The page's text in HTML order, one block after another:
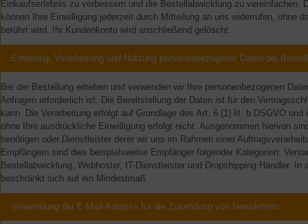
Einkaufserlebnis zu verbessern und die Bestellabwicklung zu
können Ihre Einwilligung jederzeit durch Mitteilung an uns widerrufen, ohne
berührt wird. Ihr Kundenkonto wird anschließend gelöscht.
Erhebung, Verarbeitung und Nutzung personenbezogener Daten bei
Bei der Bestellung erheben und verwenden wir Ihre personenbezogenen
Anfragen erforderlich ist. Die Bereitstellung der Daten ist für den
kann. Die Verarbeitung erfolgt auf Grundlage des Art. 6 (1) lit. b DSGVO
ohne Ihre ausdrückliche Einwilligung erfolgt nicht. Ausgenommen hiervon
benötigen oder Dienstleister derer wir uns im Rahmen einer
Empfängern sind dies beispielsweise Empfänger folgender Kategorien:
Bestellabwicklung, Webhoster, IT-Dienstleister und Dropshipping Händler.
beschränkt sich auf ein Mindestmaß.
Verwendung der E-Mail-Adresse für die Zusendung von Newslettern